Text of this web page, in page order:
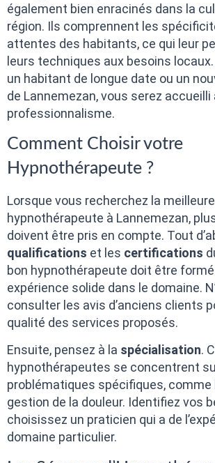
également bien enracinés dans la
région. Ils comprennent les
attentes des habitants, ce qui leur
leurs techniques aux besoins
un habitant de longue date ou un
de Lannemezan, vous serez
professionnalisme.
Comment Choisir votre
Hypnothérapeute ?
Lorsque vous recherchez la meilleure
hypnothérapeute à Lannemezan,
doivent être pris en compte. Tout
qualifications et les certifications
bon hypnothérapeute doit être
expérience solide dans le domaine.
consulter les avis d’anciens clients
qualité des services proposés.
Ensuite, pensez à la spécialisation.
hypnothérapeutes se concentrent
problématiques spécifiques, comme
gestion de la douleur. Identifiez vos
choisissez un praticien qui a de
domaine particulier.